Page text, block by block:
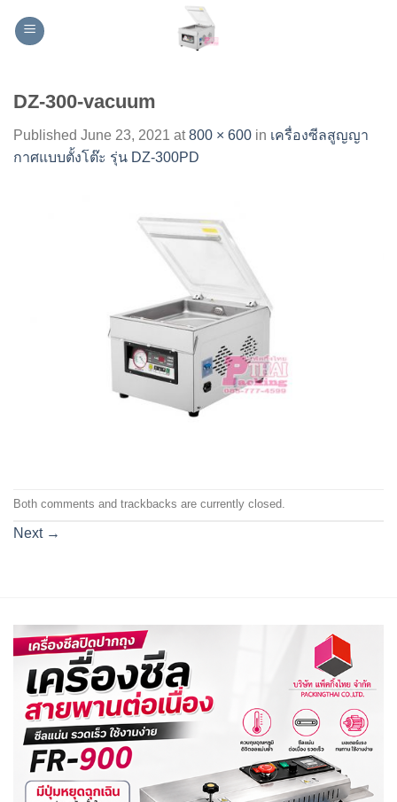
DZ-300-vacuum
Published June 23, 2021 at800 × 600 in เครื่องซีลสูญญา
กาศแบบตั้งโต๊ะ รุ่น DZ-300PD
Both comments and trackbacks are currently closed.
Next →